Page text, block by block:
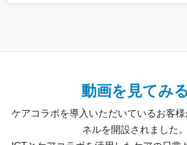
動画を見てみる
ケアコラボを導入いただいているお客
ネルを開設されました。